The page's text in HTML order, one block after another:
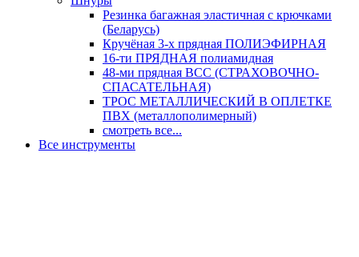
Резинка багажная эластичная с крючками
(Беларусь)
Кручёная 3-х прядная ПОЛИЭФИРНАЯ
16-ти ПРЯДНАЯ полиамидная
48-ми прядная ВСС (СТРАХОВОЧНО-
СПАСАТЕЛЬНАЯ)
ТРОС МЕТАЛЛИЧЕСКИЙ В ОПЛЕТКЕ
ПВХ (металлополимерный)
смотреть все...
Все инструменты